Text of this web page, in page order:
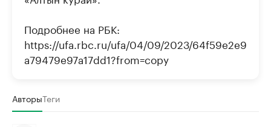
Подробнее на РБК:
https://ufa.rbc.ru/ufa/04/09/2023/64f59e2e9
a79479e97a17dd1?from=copy
АвторыТеги